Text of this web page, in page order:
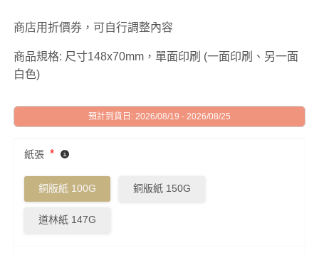
商店用折價券，可自行調整內容
商品規格: 尺寸148x70mm，單面印刷 (一面印刷、另一面
白色)
預計到貨日: 2026/08/19 - 2026/08/25
紙張 *
銅版紙 100G 銅版紙 150G
道林紙 147G